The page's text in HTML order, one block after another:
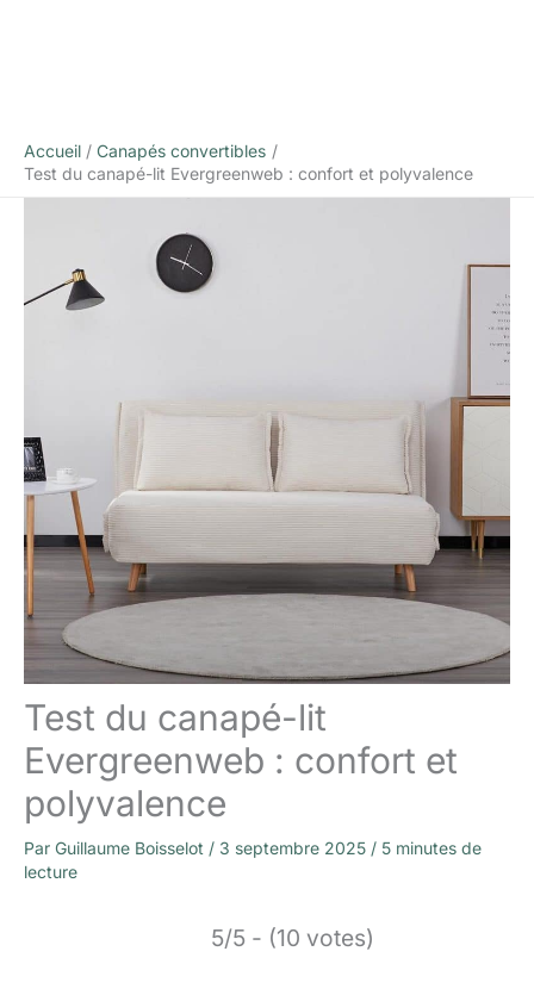
Accueil
Canapés convertibles
Test du canapé-lit Evergreenweb : confort et polyvalence
Test du canapé-lit
Evergreenweb : confort et
polyvalence
Par Guillaume Boisselot / 3 septembre 2025 / 5 minutes de
lecture
5/5 - (10 votes)